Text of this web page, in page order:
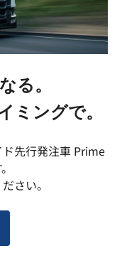
る。
ミングで。
先行発注車 Prime
さい。